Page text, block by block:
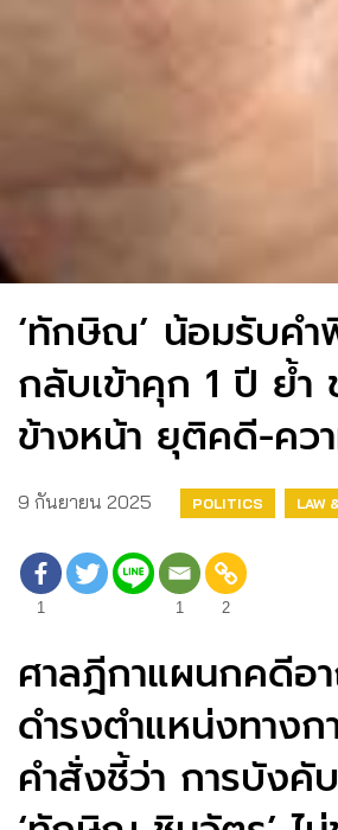
‘ทักษิณ’ น้อมรับคำ
กลับเข้าคุก 1 ปี ย้ำ
ข้างหน้า ยุติคดี-คว
9 กันยายน 2025 POLITICS LAW
1 1 2
ศาลฎีกาแผนกคดีอ
ดำรงตำแหน่งทางก
คำสั่งชี้ว่า การบังคั